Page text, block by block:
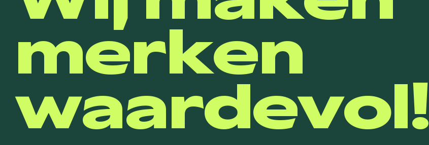
merken
waardevol!